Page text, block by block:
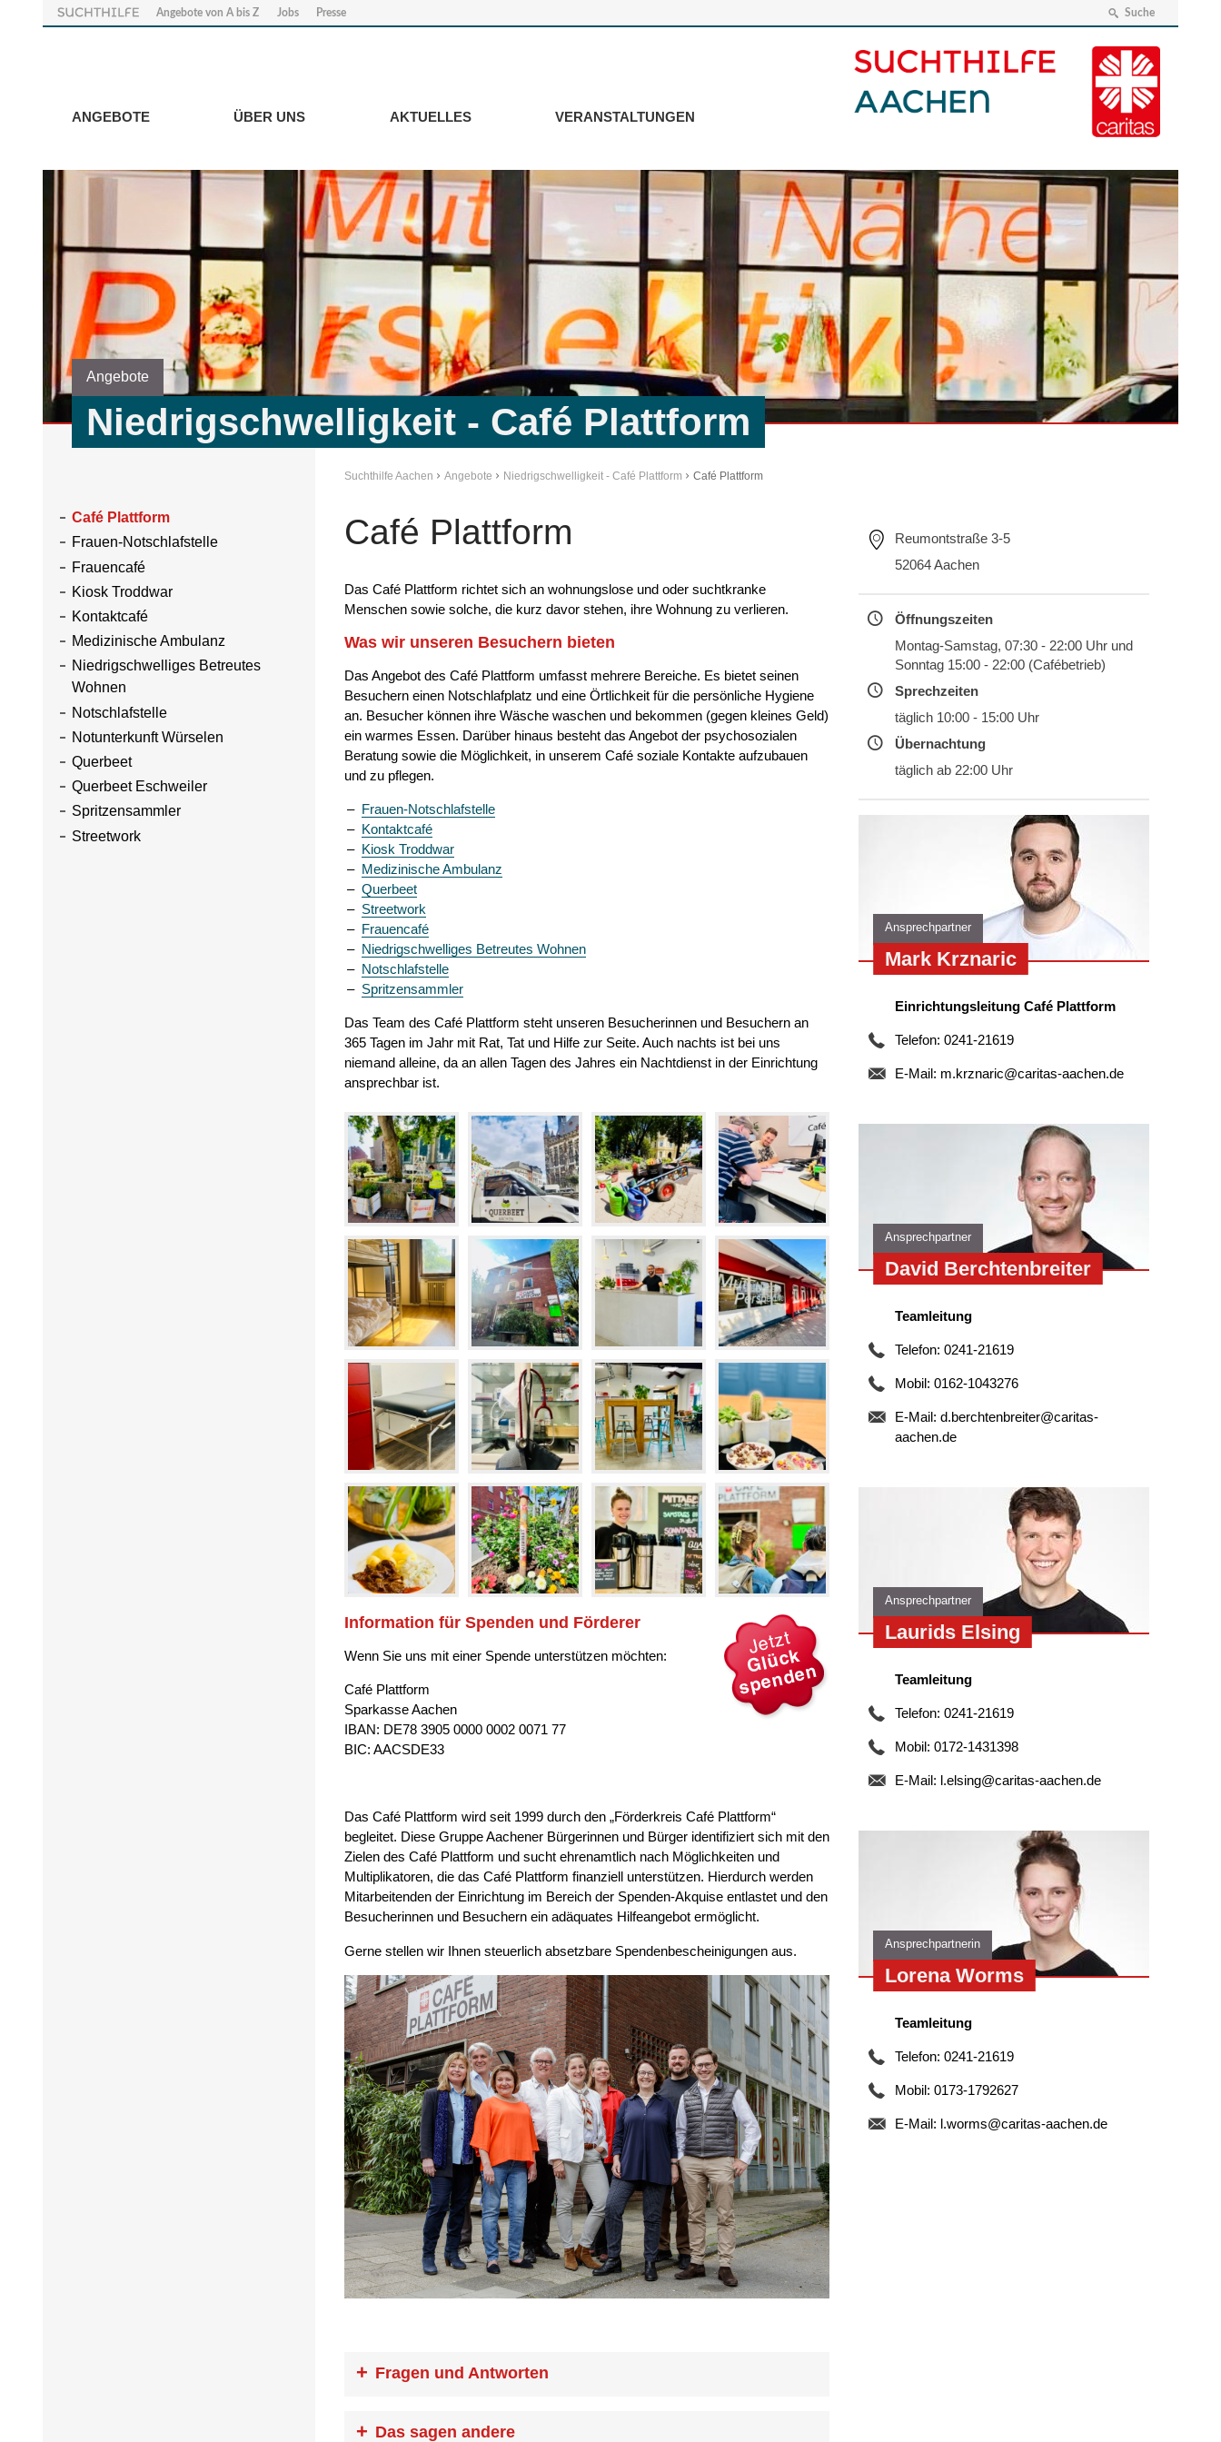
Angebote von A bis Z Jobs Presse Suche
ANGEBOTE ÜBER UNS AKTUELLES VERANSTALTUNGEN
Angebote
Niedrigschwelligkeit - Café Plattform
Café Plattform
Frauen-Notschlafstelle
Frauencafé
Kiosk Troddwar
Kontaktcafé
Medizinische Ambulanz
Niedrigschwelliges Betreutes
Wohnen
Notschlafstelle
Notunterkunft Würselen
Querbeet
Querbeet Eschweiler
Spritzensammler
Streetwork
Suchthilfe Aachen Angebote Niedrigschwelligkeit - Café Plattform Café Plattform
Café Plattform
Das Café Plattform richtet sich an wohnungslose und oder suchtkranke
Menschen sowie solche, die kurz davor stehen, ihre Wohnung zu verlieren.
Was wir unseren Besuchern bieten
Das Angebot des Café Plattform umfasst mehrere Bereiche. Es bietet seinen
Besuchern einen Notschlafplatz und eine Örtlichkeit für die persönliche Hygiene
an. Besucher können ihre Wäsche waschen und bekommen (gegen kleines Geld)
ein warmes Essen. Darüber hinaus besteht das Angebot der psychosozialen
Beratung sowie die Möglichkeit, in unserem Café soziale Kontakte aufzubauen
und zu pflegen.
Frauen-Notschlafstelle
Kontaktcafé
Kiosk Troddwar
Medizinische Ambulanz
Querbeet
Streetwork
Frauencafé
Niedrigschwelliges Betreutes Wohnen
Notschlafstelle
Spritzensammler
Das Team des Café Plattform steht unseren Besucherinnen und Besuchern an
365 Tagen im Jahr mit Rat, Tat und Hilfe zur Seite. Auch nachts ist bei uns
niemand alleine, da an allen Tagen des Jahres ein Nachtdienst in der Einrichtung
ansprechbar ist.
Information für Spenden und Förderer
Wenn Sie uns mit einer Spende unterstützen möchten:
Café Plattform
Sparkasse Aachen
IBAN: DE78 3905 0000 0002 0071 77
BIC: AACSDE33
Das Café Plattform wird seit 1999 durch den „Förderkreis Café Plattform“
begleitet. Diese Gruppe Aachener Bürgerinnen und Bürger identifiziert sich mit den
Zielen des Café Plattform und sucht ehrenamtlich nach Möglichkeiten und
Multiplikatoren, die das Café Plattform finanziell unterstützen. Hierdurch werden
Mitarbeitenden der Einrichtung im Bereich der Spenden-Akquise entlastet und den
Besucherinnen und Besuchern ein adäquates Hilfeangebot ermöglicht.
Gerne stellen wir Ihnen steuerlich absetzbare Spendenbescheinigungen aus.
Fragen und Antworten
trinken?
Das sagen andere
Reumontstraße 3-5
52064 Aachen
Öffnungszeiten
Montag-Samstag, 07:30 - 22:00 Uhr und
Sonntag 15:00 - 22:00 (Cafébetrieb)
Sprechzeiten
täglich 10:00 - 15:00 Uhr
Übernachtung
täglich ab 22:00 Uhr
Ansprechpartner
Mark Krznaric
Einrichtungsleitung Café Plattform
Telefon: 0241-21619
E-Mail: m.krznaric@caritas-aachen.de
Ansprechpartner
David Berchtenbreiter
Teamleitung
Telefon: 0241-21619
Mobil: 0162-1043276
E-Mail: d.berchtenbreiter@caritas-
aachen.de
Ansprechpartner
Laurids Elsing
Teamleitung
Telefon: 0241-21619
Mobil: 0172-1431398
E-Mail: l.elsing@caritas-aachen.de
Ansprechpartnerin
Lorena Worms
Teamleitung
Telefon: 0241-21619
Mobil: 0173-1792627
E-Mail: l.worms@caritas-aachen.de